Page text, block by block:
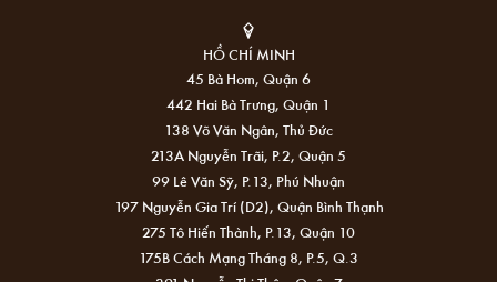
HỒ CHÍ MINH
45 Bà Hom, Quận 6
442 Hai Bà Trưng, Quận 1
138 Võ Văn Ngân, Thủ Đức
213A Nguyễn Trãi, P.2, Quận 5
99 Lê Văn Sỹ, P.13, Phú Nhuận
197 Nguyễn Gia Trí (D2), Quận Bình Thạnh
275 Tô Hiến Thành, P.13, Quận 10
175B Cách Mạng Tháng 8, P.5, Q.3